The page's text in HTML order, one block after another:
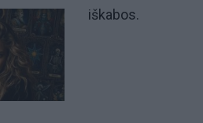
iškabos.